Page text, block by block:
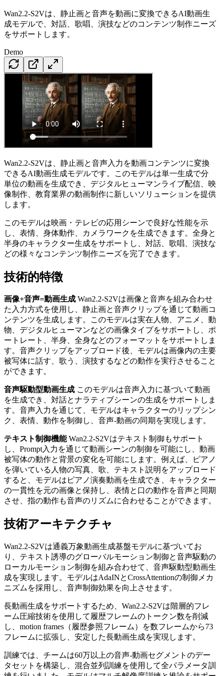
Wan2.2-S2Vは、静止画と音声を動画に変換できるAI動画生
成モデルで、対話、歌唱、演技などのコンテンツ制作ニーズ
をサポートします。
Demo
Wan2.2-S2Vは、静止画と音声入力を動画コンテンツに変換
できるAI動画生成モデルです。このモデルは単一生成で分
単位の動画を生成でき、デジタルヒューマンライブ配信、映
像制作、教育業界の動画制作に新しいソリューションを提供
します。
このモデルは映画・テレビの応用シーンで良好な性能を示
し、表情、身体動作、カメラワークを生成できます。全身と
半身のキャラクター生成をサポートし、対話、歌唱、演技な
どの様々なコンテンツ制作ニーズを完了できます。
技術的特徴
画像+音声=動画生成 Wan2.2-S2Vは画像と音声を組み合わせ
た入力方式を使用し、静止画と音声クリップを通じて動画コ
ンテンツを生成します。このモデルは実在人物、アニメ、動
物、デジタルヒューマンなどの画像タイプをサポートし、ポ
ートレート、半身、全身などのフォーマットをサポートしま
す。音声クリップをアップロード後、モデルは画像内の主要
被写体に話す、歌う、演技するなどの動作を実行させること
ができます。
音声駆動型動画生成 このモデルは音声入力に基づいて動画
を生成でき、対話とナラティブシーンの生成をサポートしま
す。音声入力を通じて、モデルはキャラクターのリップシン
ク、表情、動作を制御し、音声-動画の同期を実現します。
テキスト制御機能Wan2.2-S2Vはテキスト制御もサポート
し、Prompt入力を通じて動画シーンの制御を可能にし、動画
被写体の動作と背景の変化を可能にします。例えば、ピアノ
を弾いている人物の写真、歌、テキスト説明をアップロード
すると、モデルはピアノ演奏動画を生成でき、キャラクター
の一貫性を元の画像と保持し、表情と口の動作を音声と同期
させ、指の動作も音声のリズムに合わせることができます。
技術アーキテクチャ
Wan2.2-S2Vは通義万象動画生成基盤モデルに基づいてお
り、テキスト誘導のグローバルモーション制御と音声駆動の
ローカルモーション制御を組み合わせて、音声駆動型動画生
成を実現します。モデルはAdaINとCrossAttentionの制御メカ
ニズムを採用し、音声制御効果を向上させます。
長動画生成をサポートするため、Wan2.2-S2Vは階層的フレ
ーム圧縮技術を使用して履歴フレームのトークン数を削減
し、motion frames（履歴参照フレーム）を数フレームから73
フレームに拡張し、安定した長動画生成を実現します。
訓練では、チームは60万以上の音声-動画セグメントのデー
タセットを構築し、混合並列訓練を使用して全パラメータ訓